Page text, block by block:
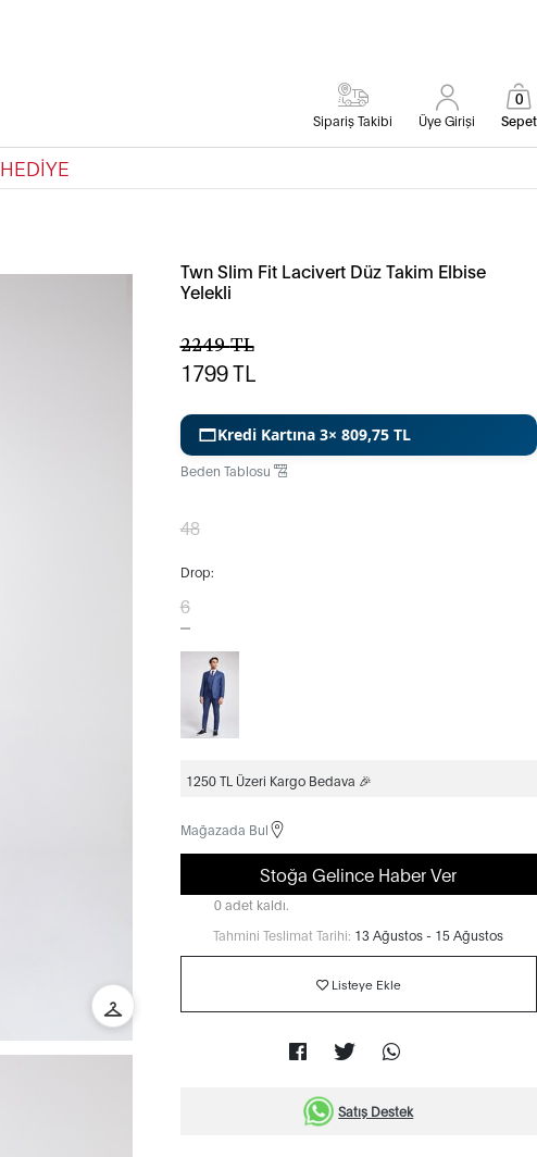
Sipariş Takibi Üye Girişi Sepet
0
HEDİYE
Twn Slim Fit Lacivert Düz Takim Elbise
Yelekli
2249TL
1799TL
Kredi Kartına 3× 809,75 TL
Beden Tablosu
48
Drop:
6
1250 TL Üzeri Kargo Bedava 🎉
Mağazada Bul
Stoğa Gelince Haber Ver
0 adet kaldı.
Tahmini Teslimat Tarihi: 13 Ağustos - 15 Ağustos
Listeye Ekle
Satış Destek